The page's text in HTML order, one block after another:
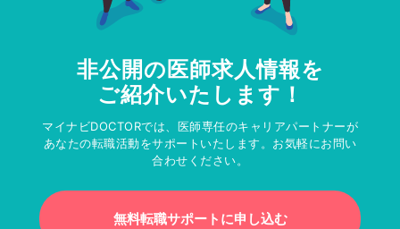
非公開の医師求人情報を
ご紹介いたします！
マイナビDOCTORでは、医師専任のキャリアパートナーが
あなたの転職活動をサポートいたします。お気軽にお問い
合わせください。
無料転職サポートに申し込む